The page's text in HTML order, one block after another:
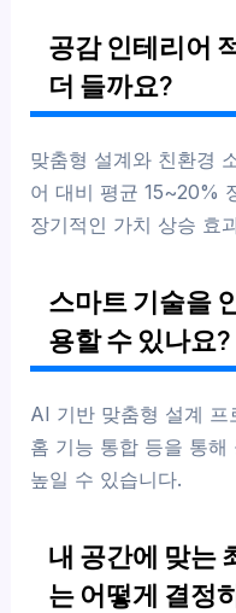
공감 인테리어
더 들까요?
맞춤형 설계와 친환경
어 대비 평균 15~20%
장기적인 가치 상승 효
스마트 기술을
용할 수 있나요?
AI 기반 맞춤형 설계 프
홈 기능 통합 등을 통해
높일 수 있습니다.
내 공간에 맞는
는 어떻게 결정